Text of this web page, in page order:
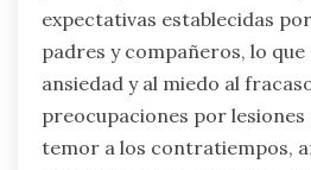
expectativas establecidas
padres y compañeros, lo que
ansiedad y al miedo al
preocupaciones por
temor a los contratiempos,